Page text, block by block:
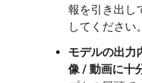
報を引き出し
してください。
モデルの出力
像 / 動画に十